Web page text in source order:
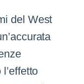
del West